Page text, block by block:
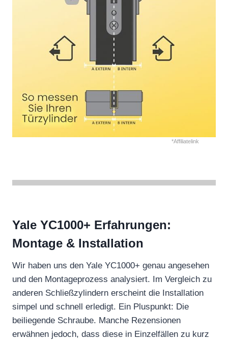
*Affiliatelink
Yale YC1000+ Erfahrungen:
Montage & Installation
Wir haben uns den Yale YC1000+ genau angesehen
und den Montageprozess analysiert. Im Vergleich zu
anderen Schließzylindern erscheint die Installation
simpel und schnell erledigt. Ein Pluspunkt: Die
beiliegende Schraube. Manche Rezensionen
erwähnen jedoch, dass diese in Einzelfällen zu kurz